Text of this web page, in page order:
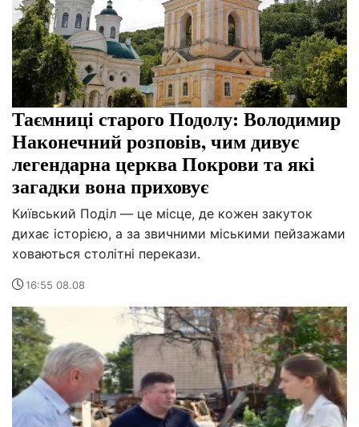
Таємниці старого Подолу: Володимир
Наконечний розповів, чим дивує
легендарна церква Покрови та які
загадки вона приховує
Київський Поділ — це місце, де кожен закуток
дихає історією, а за звичними міськими пейзажами
ховаються столітні перекази.
16:55 08.08